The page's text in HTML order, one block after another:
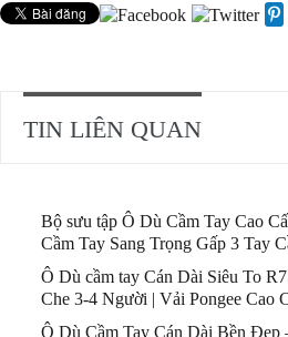
TIN LIÊN QUAN
Bộ sưu tập Ô Dù Cầm Tay Cao
Cầm Tay Sang Trọng Gấp 3 Tay
Ô Dù cầm tay Cán Dài Siêu To
Che 3-4 Người | Vải Pongee Cao
Ô Dù Cầm Tay Cán Dài Bền Đẹp